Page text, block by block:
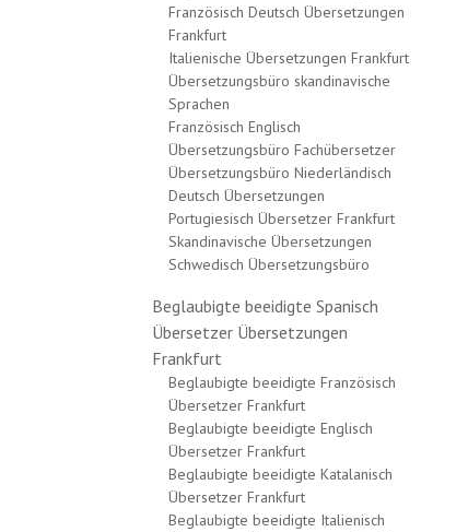
Französisch Deutsch Übersetzungen
Frankfurt
Italienische Übersetzungen Frankfurt
Übersetzungsbüro skandinavische
Sprachen
Französisch Englisch
Übersetzungsbüro Fachübersetzer
Übersetzungsbüro Niederländisch
Deutsch Übersetzungen
Portugiesisch Übersetzer Frankfurt
Skandinavische Übersetzungen
Schwedisch Übersetzungsbüro
Beglaubigte beeidigte Spanisch
Übersetzer Übersetzungen
Frankfurt
Beglaubigte beeidigte Französisch
Übersetzer Frankfurt
Beglaubigte beeidigte Englisch
Übersetzer Frankfurt
Beglaubigte beeidigte Katalanisch
Übersetzer Frankfurt
Beglaubigte beeidigte Italienisch